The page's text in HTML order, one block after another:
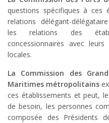
questions spécifiques à ces
relations délégant-
les relations des
concessionnaires avec
locales.
La Commission des
Maritimes métropolitains
ces établissements et peut,
de besoin, les personnes
composée des Présidents